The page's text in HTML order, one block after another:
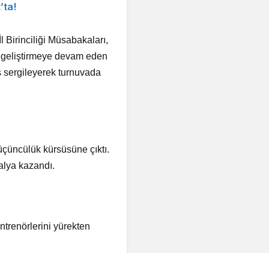
Birinciliği Müsabakaları,
geliştirmeye devam eden
sergileyerek turnuvada
kürsüsüne çıktı.
kazandı.
yürekten